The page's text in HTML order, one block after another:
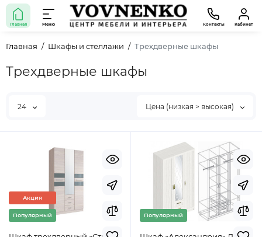
Главная Меню Контакты Кабинет
Главная Шкафы и стеллажи Трехдверные шкафы
Трехдверные шкафы
24 Цена (низкая > высокая)
Акция
Популярный Популярный